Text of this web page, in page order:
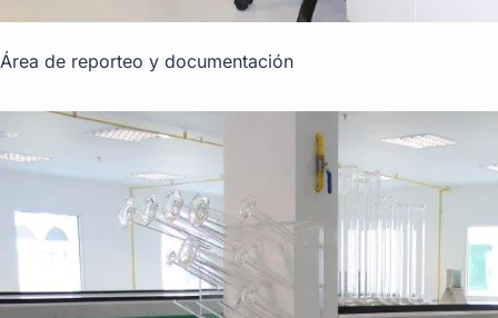
Área de reporteo y documentación